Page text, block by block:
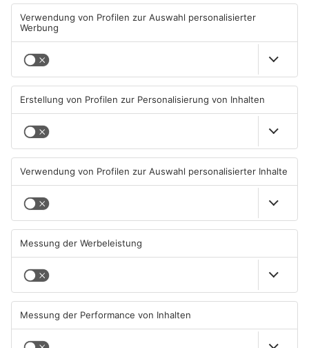
Schwimmbäder im
Primaveraland weisen teils
erhebliche Mängel auf
06.08.2026, 06:37 UHR IN
PRIMAVERALAND
weiterhin sehr hoch
06.08.2026, 06:34 UHR IN
PRIMAVERALAND
Brände in Seligenstadt,
Waldaschaff und zwischen
Hanau und Kahl
PRIMAVERALAND
leiden unter Trockenheit
04.08.2026, 15:07 UHR IN